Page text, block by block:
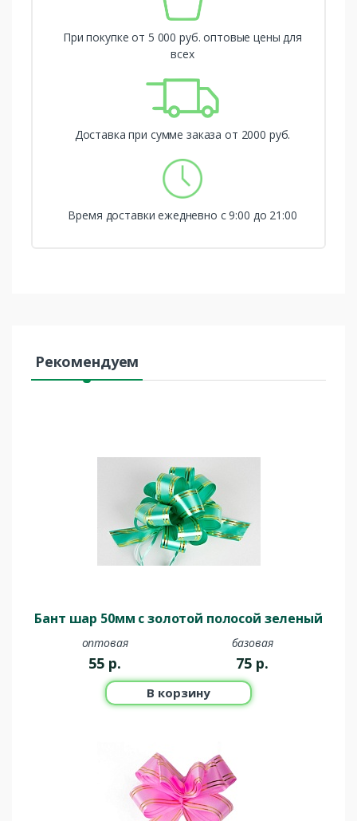
При покупке от 5 000 руб. оптовые цены для
всех
Доставка при сумме заказа от 2000 руб.
Время доставки ежедневно с 9:00 до 21:00
Рекомендуем
Бант шар 50мм с золотой полосой зеленый
оптовая
55 р.
базовая
75 р.
В корзину